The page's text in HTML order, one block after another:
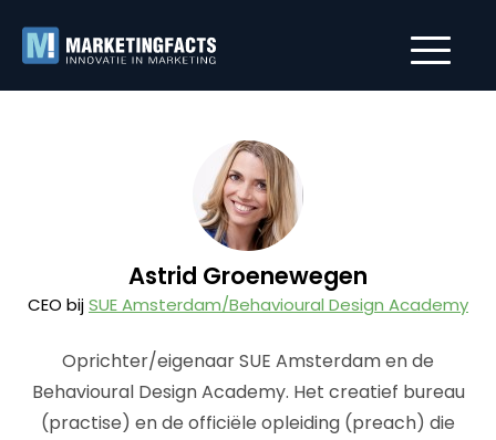
Astrid Groenewegen
CEO bijSUE Amsterdam/Behavioural Design Academy
Oprichter/eigenaar SUE Amsterdam en de
Behavioural Design Academy. Het creatief bureau
(practise) en de officiële opleiding (preach) die